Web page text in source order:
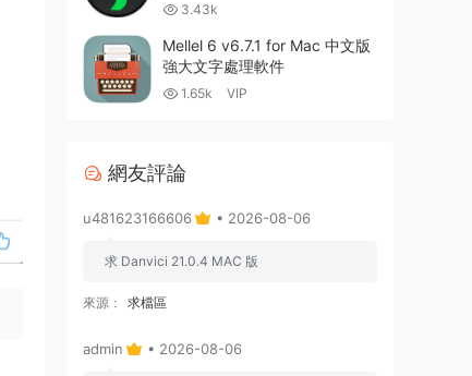
3.43k
Mellel 6 v6.7.1 for Mac 中文版
強大文字處理軟件
1.65k VIP
網友評論
u481623166606 • 2026-08-06
求 Danvici 21.0.4 MAC 版
來源： 求檔區
admin • 2026-08-06